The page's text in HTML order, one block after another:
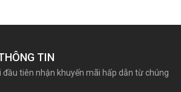
TIN
đầu tiên nhận khuyến mãi hấp dẫn từ chúng